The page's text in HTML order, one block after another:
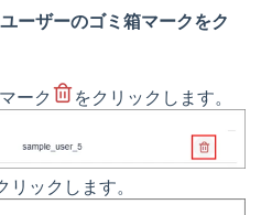
ーザーのゴミ箱マークをク
ーク をクリックします。
ックします。